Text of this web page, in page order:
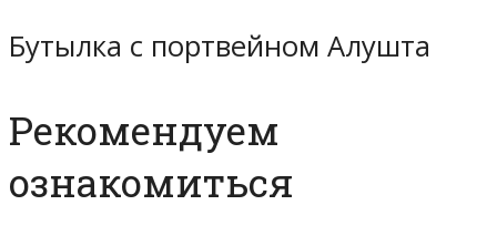
Бутылка с портвейном Алушта
Рекомендуем
ознакомиться